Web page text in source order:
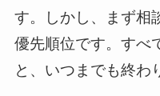
す。しかし、まず相
優先順位です。すべ
と、いつまでも終わ